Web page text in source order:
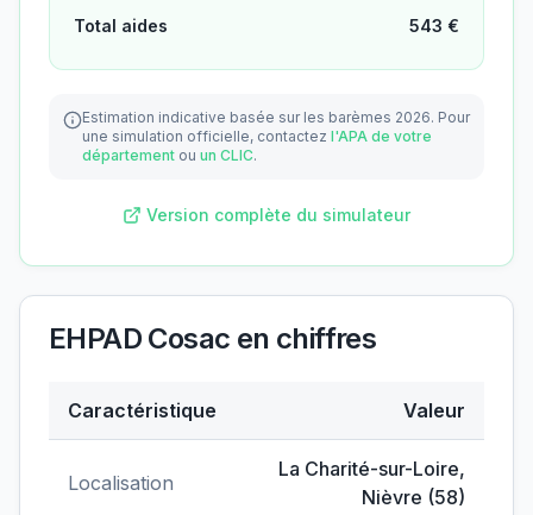
Total aides 543 €
Estimation indicative basée sur les barèmes 2026. Pour
une simulation officielle, contactez l'APA de votre
département ou un CLIC.
Version complète du simulateur
EHPAD Cosac en chiffres
Caractéristique Valeur
Localisation
La Charité-sur-Loire,
Nièvre (58)